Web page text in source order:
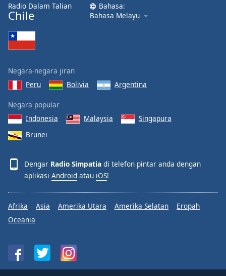
Radio Dalam Talian
Chile
Bahasa:
Bahasa Melayu
Negara-negara jiran
Peru
Bolivia Argentina
Negara popular
Indonesia
Malaysia
Singapura
Brunei
Dengar Radio Simpatia di telefon pintar anda dengan
aplikasi Android atau iOS!
Afrika Asia Amerika Utara Amerika Selatan
Eropah
Oceania